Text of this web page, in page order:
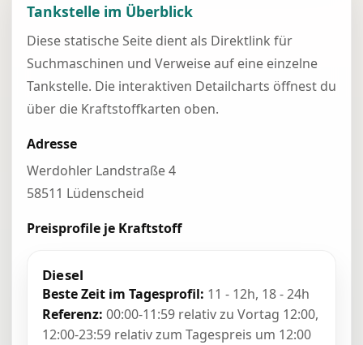
Tankstelle im Überblick
Diese statische Seite dient als Direktlink für
Suchmaschinen und Verweise auf eine einzelne
Tankstelle. Die interaktiven Detailcharts öffnest du
über die Kraftstoffkarten oben.
Adresse
Werdohler Landstraße 4
58511 Lüdenscheid
Preisprofile je Kraftstoff
Diesel
Beste Zeit im Tagesprofil: 11 - 12h, 18 - 24h
Referenz: 00:00-11:59 relativ zu Vortag 12:00,
12:00-23:59 relativ zum Tagespreis um 12:00